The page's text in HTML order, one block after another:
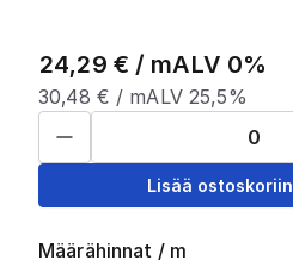
24,29 € / mALV 0%
30,48 € / mALV 25,5%
Lisää ostoskoriin
Määrähinnat / m